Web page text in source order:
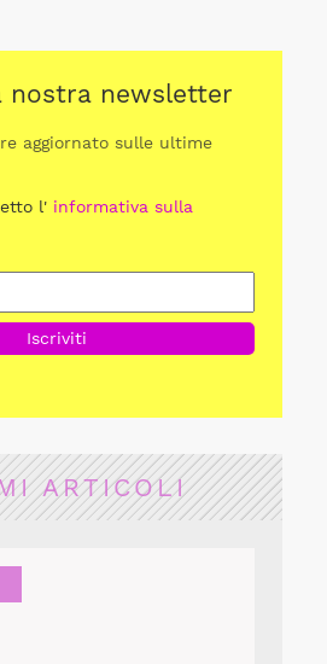
nostra newsletter
aggiornato sulle ultime
l' informativa sulla
ARTICOLI